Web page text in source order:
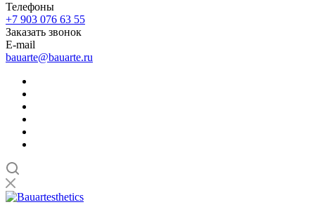
Телефоны
+7 903 076 63 55
Заказать звонок
E-mail
bauarte@bauarte.ru